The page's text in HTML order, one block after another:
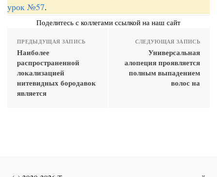
урок №57.
Поделитесь с коллегами ссылкой на наш сайт
ПРЕДЫДУЩАЯ ЗАПИСЬ
Наиболее
распространенной
локализацией
нитевидных бородавок
является
СЛЕДУЮЩАЯ ЗАПИСЬ
Универсальная
алопеция проявляется
полным выпадением
волос на